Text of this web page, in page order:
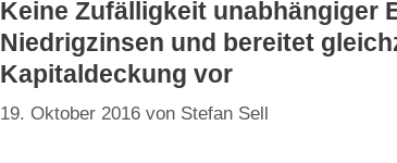
Keine Zufälligkeit unabhängiger
Niedrigzinsen und bereitet
Kapitaldeckung vor
19. Oktober 2016 von Stefan Sell